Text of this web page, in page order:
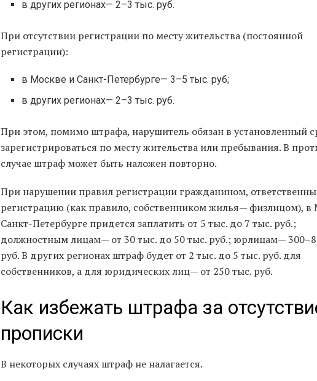
в других регионах— 2–3 тыс. руб.
При отсутствии регистрации по месту жительства (постоянной
регистрации):
в Москве и Санкт-Петербурге— 3–5 тыс. руб;
в других регионах— 2–3 тыс. руб.
При этом, помимо штрафа, нарушитель обязан в установленный
зарегистрироваться по месту жительства или пребывания. В
случае штраф может быть наложен повторно.
При нарушении правил регистрации гражданином,
регистрацию (как правило, собственником жилья— физлицом), в
Санкт-Петербурге придется заплатить от 5 тыс. до 7 тыс. руб.;
должностным лицам— от 30 тыс. до 50 тыс. руб.; юрлицам—
руб. В других регионах штраф будет от 2 тыс. до 5 тыс. руб. для
собственников, а для юридических лиц— от 250 тыс. руб.
Как избежать штрафа за
прописки
В некоторых случаях штраф не налагается.